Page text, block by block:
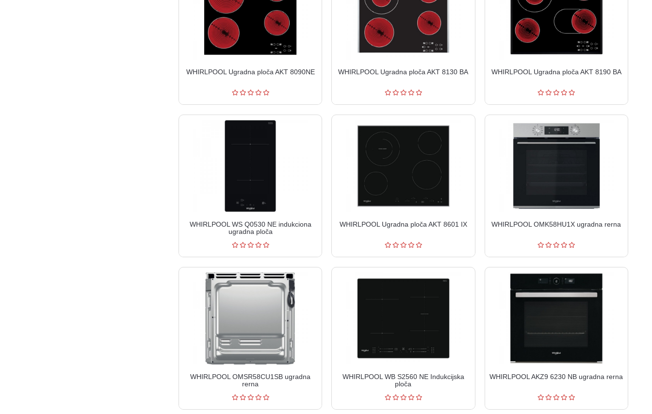
WHIRLPOOL Ugradna ploča AKT 8090NE WHIRLPOOL Ugradna ploča AKT 8130 BA WHIRLPOOL Ugradna ploča AKT 8190 BA
WHIRLPOOL WS Q0530 NE indukciona
ugradna ploča
WHIRLPOOL Ugradna ploča AKT 8601 IX WHIRLPOOL OMK58HU1X ugradna rerna
WHIRLPOOL OMSR58CU1SB ugradna
rerna
WHIRLPOOL WB S2560 NE Indukcijska
ploča
WHIRLPOOL AKZ9 6230 NB ugradna rerna